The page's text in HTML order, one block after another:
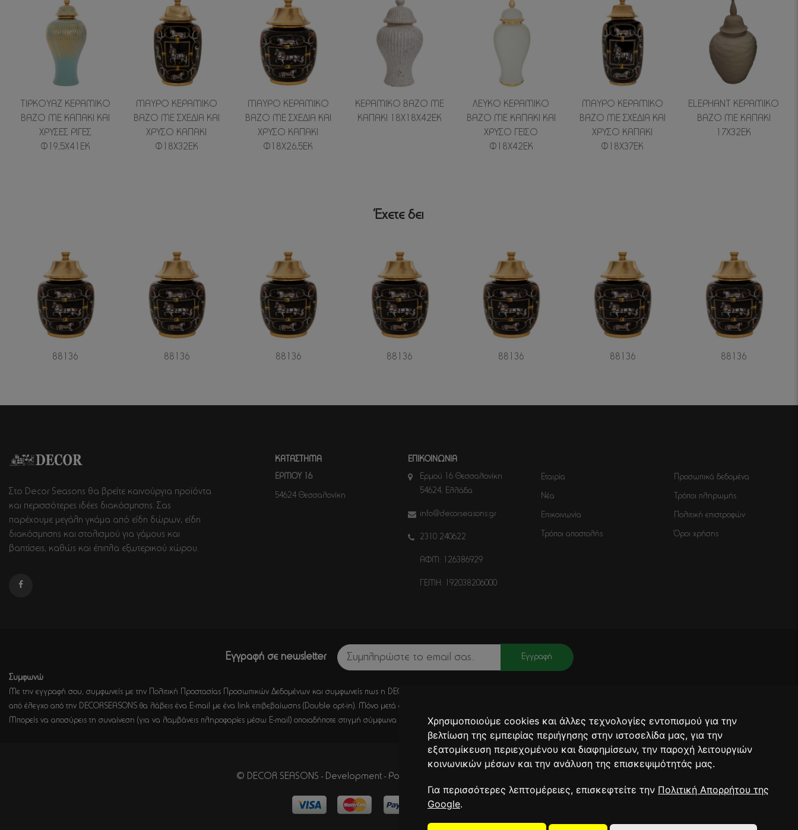
Χρησιμοποιούμε cookies και άλλες τεχνολογίες εντοπισμού για την
βελτίωση της εμπειρίας περιήγησης στην ιστοσελίδα μας, για την
εξατομίκευση περιεχομένου και διαφημίσεων, την παροχή λειτουργιών
κοινωνικών μέσων και την ανάλυση της επισκεψιμότητάς μας.
Για περισσότερες λεπτομέρειες, επισκεφτείτε την Πολιτική Απορρήτου της
Google.
ΤΙΡΚΟΥΑΖ ΚΕΡΑΜΙΚΟ
ΒΑΖΟ ΜΕ ΚΑΠΑΚΙ ΚΑΙ
ΧΡΥΣΕΣ ΡΙΓΕΣ
Φ19,5Χ41ΕΚ
ΜΑΥΡΟ ΚΕΡΑΜΙΚΟ
ΒΑΖΟ ΜΕ ΣΧΕΔΙΑ ΚΑΙ
ΧΡΥΣΟ ΚΑΠΑΚΙ
Φ18Χ32ΕΚ
ΜΑΥΡΟ ΚΕΡΑΜΙΚΟ
ΒΑΖΟ ΜΕ ΣΧΕΔΙΑ ΚΑΙ
ΧΡΥΣΟ ΚΑΠΑΚΙ
Φ18Χ26,5ΕΚ
ΚΕΡΑΜΙΚΟ ΒΑΖΟ ΜΕ
ΚΑΠΑΚΙ 18Χ18Χ42ΕΚ
ΛΕΥΚΟ ΚΕΡΑΜΙΚΟ
ΒΑΖΟ ΜΕ ΚΑΠΑΚΙ ΚΑΙ
ΧΡΥΣΟ ΓΕΙΣΟ
Φ18Χ42ΕΚ
ΜΑΥΡΟ ΚΕΡΑΜΙΚΟ
ΒΑΖΟ ΜΕ ΣΧΕΔΙΑ ΚΑΙ
ΧΡΥΣΟ ΚΑΠΑΚΙ
Φ18Χ37ΕΚ
ELEPHANT ΚΕΡΑΜΙΚΟ
ΒΑΖΟ ΜΕ ΚΑΠΑΚΙ
17Χ32ΕΚ
Έχετε δει
88136 88136 88136 88136 88136 88136 88136
Στο Decor Seasons θα βρείτε καινούργια προϊόντα
και περισσότερες ιδέες διακόσμησης. Σας
παρέχουμε μεγάλη γκάμα από είδη δώρων, είδη
διακόσμησης και στολισμού για γάμους και
βαπτίσεις, καθώς και έπιπλα εξωτερικού χώρου.
ΚΑΤΑΣΤΗΜΑ
ΕΡΜΟΥ 16
54624 Θεσσαλονίκη
ΕΠΙΚΟΙΝΩΝΙΑ
Ερμού 16 Θεσσαλονίκη
54624, Ελλάδα
info@decorseasons.gr
2310 240622
ΑΦΜ: 126386929
ΓΕΜΗ: 192038206000
Εταιρία
Νέα
Επικοινωνία
Τρόποι αποστολής
Προσωπικά δεδομένα
Τρόποι πληρωμής
Πολιτική επιστροφών
Όροι χρήσης
Εγγραφή σε newsletter Εγγραφή
Συμφωνώ
Με την εγγραφή σου, συμφωνείς με την Πολιτική Προστασίας Προσωπικών Δεδομένων και συμφωνείς πως η DECORSEASONS μπορεί μέσω E-Mail να στέλνει πληροφορίες για σχετικά προϊόντα, τις τρέχουσες προσφορές. Μετά
από έλεγχο από την DECORSEASONS θα λάβεις ένα E-mail με ένα link επιβεβαίωσης (Double opt-in). Μόνο μετά από κλικ σε αυτό το σύνδεσμο, η εγγραφή θα έχει ολοκληρωθεί.
Μπορείς να αποσύρεις τη συναίνεση (για να λαμβάνεις πληροφορίες μέσω E-mail) οποιαδήποτε στιγμή σύμφωνα με όσα καθορίζονται στηνΠολιτική Απορρήτου.
© DECOR SEASONS - Development - Powered by